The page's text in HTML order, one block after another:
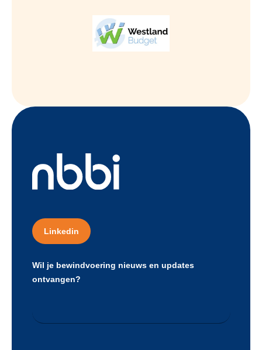
Linkedin
Wil je bewindvoering nieuws en updates
ontvangen?